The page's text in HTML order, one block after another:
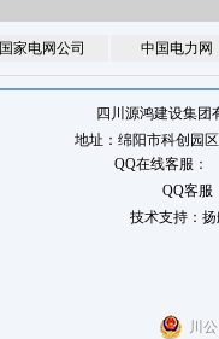
国家电网公司 中国电力网
四川源鸿建设集
地址：绵阳市科创园
QQ在线客服：
QQ客服
技术支持：
川